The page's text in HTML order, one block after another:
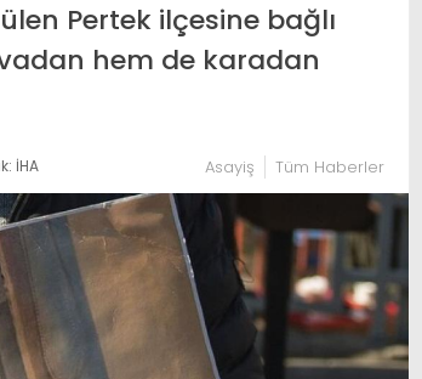
Pertek ilçesine bağlı
hem de karadan
İHA Asayiş Tüm Haberler